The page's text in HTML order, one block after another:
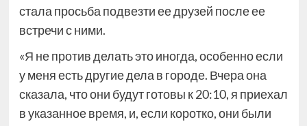
стала просьба подвезти ее друзей после ее
встречи с ними.
«Я не против делать это иногда, особенно если
у меня есть другие дела в городе. Вчера она
сказала, что они будут готовы к 20:10, я приехал
в указанное время, и, если коротко, они были